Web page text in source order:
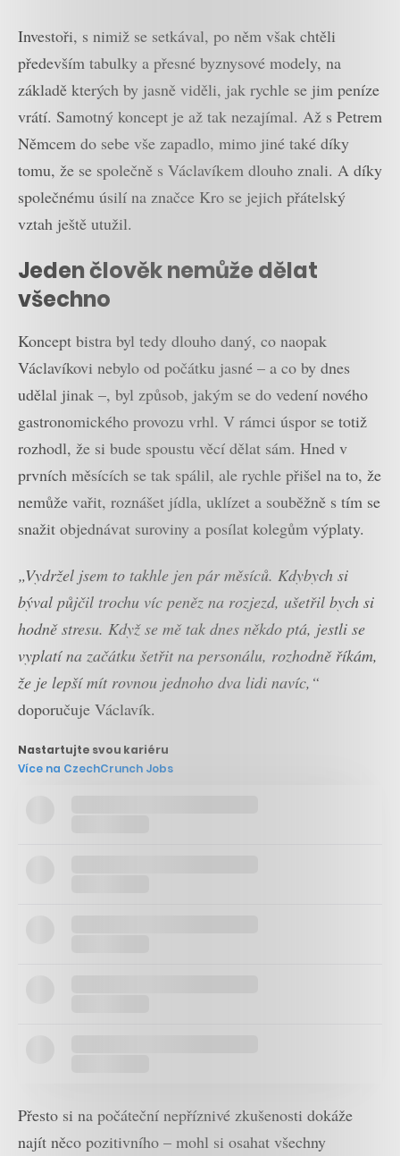
Investoři, s nimiž se setkával, po něm však chtěli
především tabulky a přesné byznysové modely, na
základě kterých by jasně viděli, jak rychle se jim peníze
vrátí. Samotný koncept je až tak nezajímal. Až s Petrem
Němcem do sebe vše zapadlo, mimo jiné také díky
tomu, že se společně s Václavíkem dlouho znali. A díky
společnému úsilí na značce Kro se jejich přátelský
vztah ještě utužil.
Jeden člověk nemůže dělat
všechno
Koncept bistra byl tedy dlouho daný, co naopak
Václavíkovi nebylo od počátku jasné – a co by dnes
udělal jinak –, byl způsob, jakým se do vedení nového
gastronomického provozu vrhl. V rámci úspor se totiž
rozhodl, že si bude spoustu věcí dělat sám. Hned v
prvních měsících se tak spálil, ale rychle přišel na to, že
nemůže vařit, roznášet jídla, uklízet a souběžně s tím se
snažit objednávat suroviny a posílat kolegům výplaty.
„Vydržel jsem to takhle jen pár měsíců. Kdybych si
býval půjčil trochu víc peněz na rozjezd, ušetřil bych si
hodně stresu. Když se mě tak dnes někdo ptá, jestli se
vyplatí na začátku šetřit na personálu, rozhodně říkám,
že je lepší mít rovnou jednoho dva lidi navíc,“
doporučuje Václavík.
Nastartujte svou kariéru
Více na CzechCrunch Jobs
Přesto si na počáteční nepříznivé zkušenosti dokáže
najít něco pozitivního – mohl si osahat všechny